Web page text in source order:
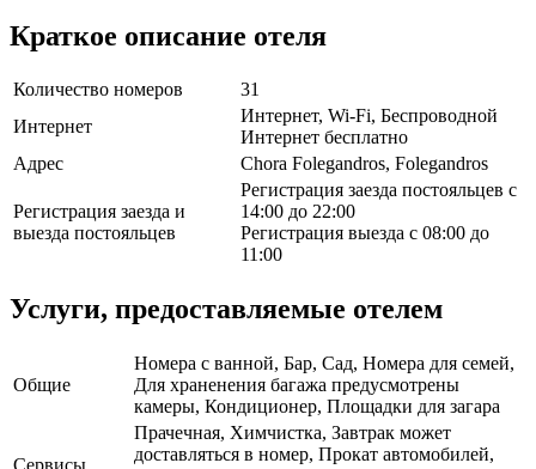
Краткое описание отеля
Количество номеров
31
Интернет
Интернет, Wi-Fi, Беспроводной
Интернет бесплатно
Адрес
Chora Folegandros, Folegandros
Регистрация заезда и
выезда постояльцев
Регистрация заезда постояльцев с
14:00 до 22:00
Регистрация выезда с 08:00 до
11:00
Услуги, предоставляемые отелем
Общие
Номера с ванной, Бар, Сад, Номера для семей,
Для храненения багажа предусмотрены
камеры, Кондиционер, Площадки для загара
Прачечная, Химчистка, Завтрак может
доставляться в номер, Прокат автомобилей,